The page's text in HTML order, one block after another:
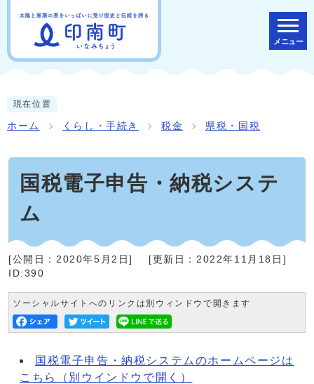
メニュー
現在位置
ホーム くらし・手続き 税金 県税・国税
国税電子申告・納税システ
ム
[公開日： 2020年5月2日] [更新日：2022年11月18日 ]
ID:390
ソーシャルサイトへのリンクは別ウィンドウで開きます
国税電子申告・納税システムのホームページは
こちら
（別ウインドウで開く）